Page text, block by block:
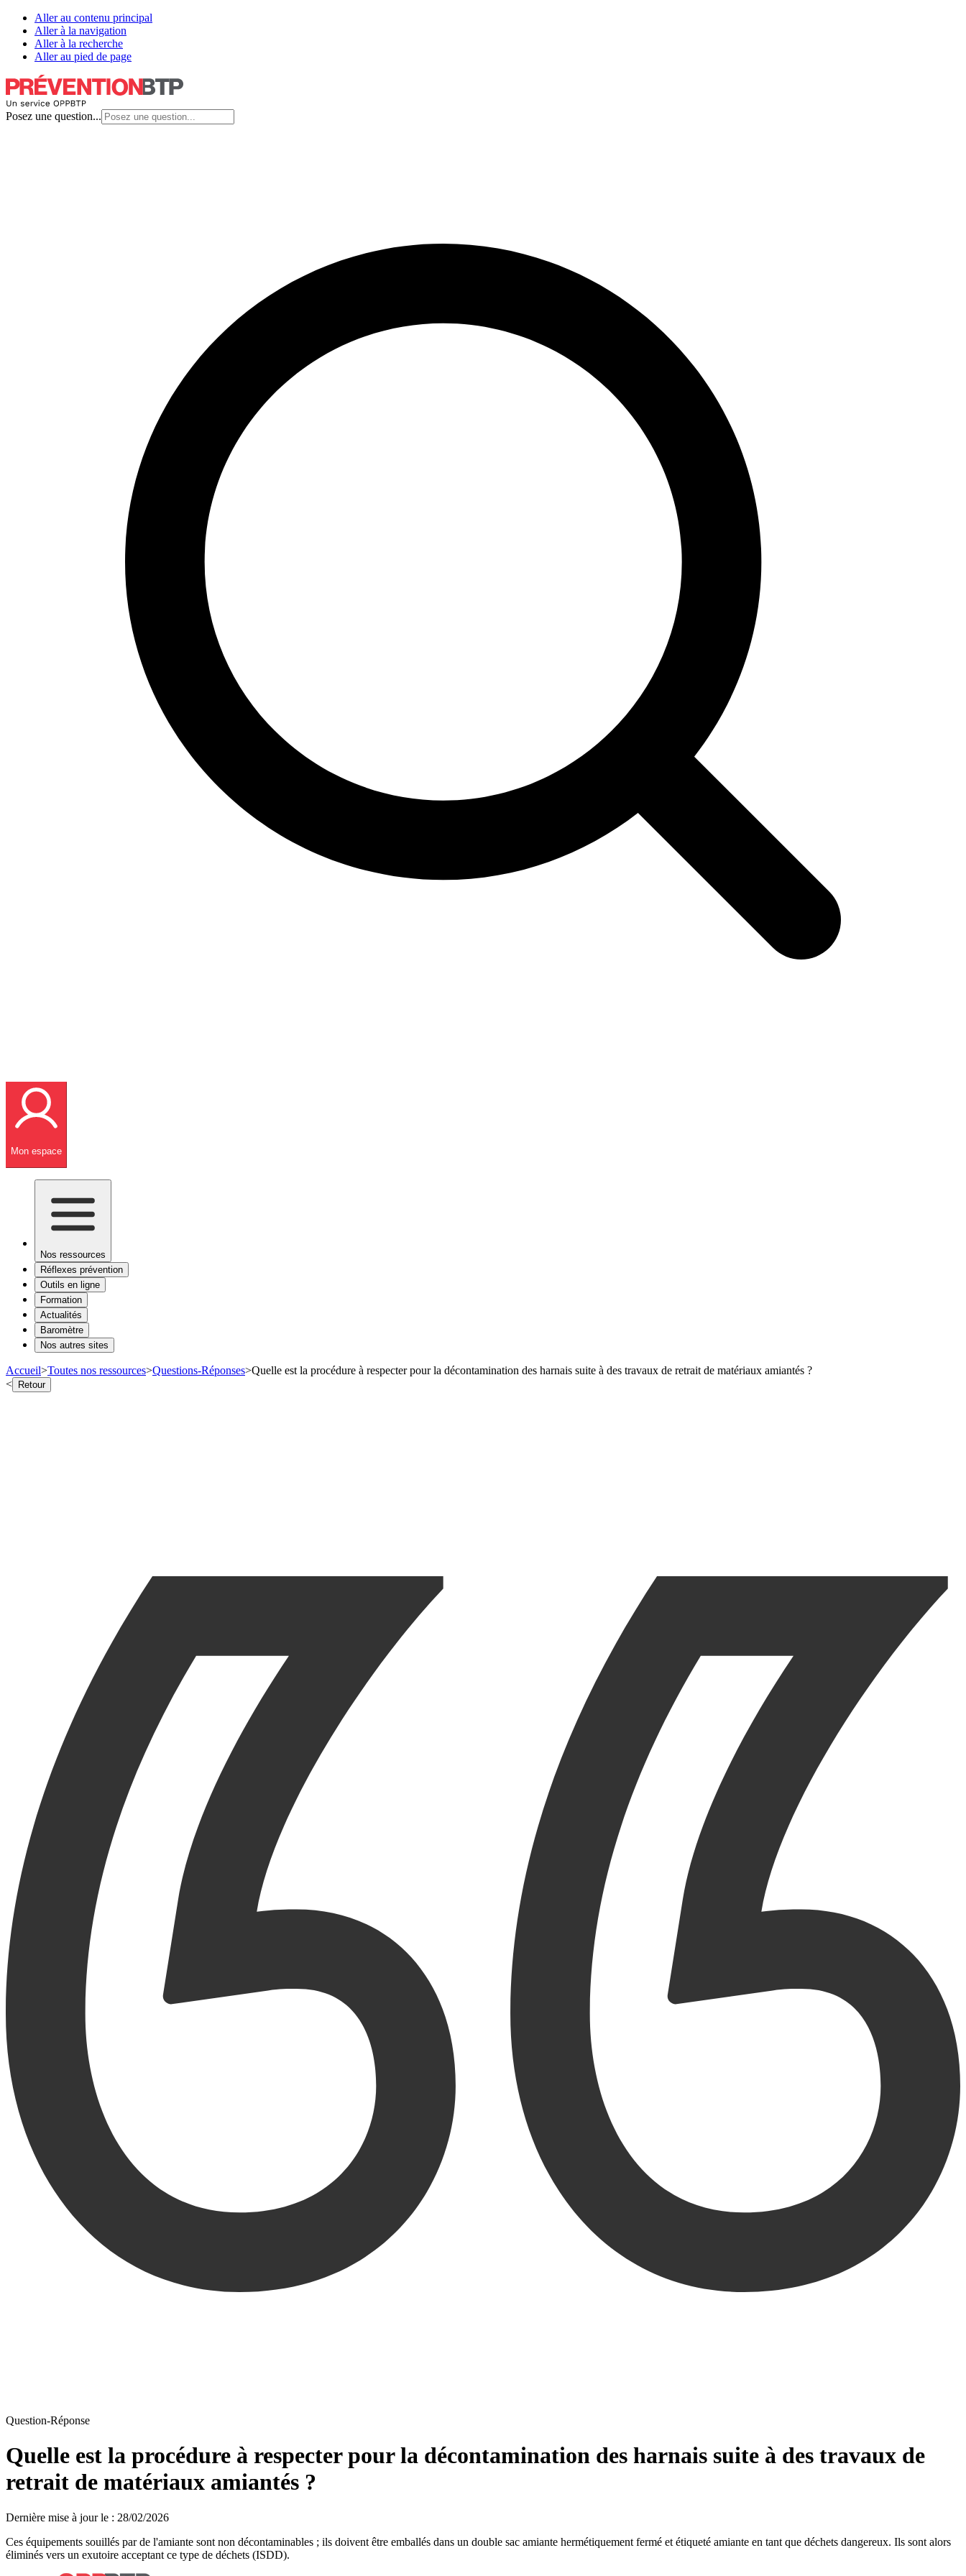
Aller au contenu principal
Aller à la navigation
Aller à la recherche
Aller au pied de page
Posez une question...
Mon espace
Nos ressources
Réflexes prévention
Outils en ligne
Formation
Actualités
Baromètre
Nos autres sites
Accueil>Toutes nos ressources>Questions-Réponses>Quelle est la procédure à respecter pour la décontamination des harnais suite à des travaux de retrait de matériaux amiantés ?
< Retour
Question-Réponse
Quelle est la procédure à respecter pour la décontamination des harnais suite à des travaux de
retrait de matériaux amiantés ?
Dernière mise à jour le : 28/02/2026
Ces équipements souillés par de l'amiante sont non décontaminables ; ils doivent être emballés dans un double sac amiante hermétiquement fermé et étiqueté amiante en tant que déchets dangereux. Ils sont alors
éliminés vers un exutoire acceptant ce type de déchets (ISDD).